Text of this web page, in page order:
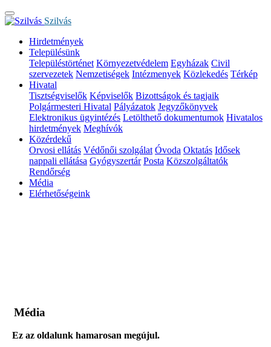
Szilvás
Hirdetmények
Településünk
Településtörténet Környezetvédelem Egyházak Civil
szervezetek Nemzetiségek Intézmenyek Közlekedés Térkép
Hivatal
Tisztségviselők Képviselők Bizottságok és tagjaik
Polgármesteri Hivatal Pályázatok Jegyzőkönyvek
Elektronikus ügyintézés Letölthető dokumentumok Hivatalos
hirdetmények Meghívók
Közérdekű
Orvosi ellátás Védőnői szolgálat Óvoda Oktatás Idősek
nappali ellátása Gyógyszertár Posta Közszolgáltatók
Rendőrség
Média
Elérhetőségeink
Média
Ez az oldalunk hamarosan megújul.